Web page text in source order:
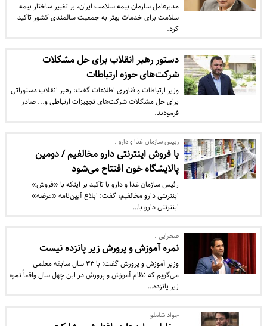
مدیرعامل سازمان بیمه سلامت ایران، بر تغییر ساختار بیمه
سلامت برای خدمات بهتر به جمعیت سالمندی کشور تاکید
کرد.
دستور رهبر انقلاب برای حل مشکلات
شرکت‌های حوزه ارتباطات
وزیر ارتباطات و فناوری اطلاعات گفت: رهبر انقلاب دستوراتی
برای حل مشکلات شرکت‌های تجهیزات ارتباطی و... صادر
فرمودند.
رییس سازمان غذا و دارو :
با فروش اینترنتی دارو مخالفیم / دومین
پالایشگاه خون افتتاح می‌شود
رئیس سازمان غذا و دارو با تاکید بر اینکه با «فروش»
اینترنتی دارو مخالفیم، گفت: ابلاغ آیین‌نامه «عرضه»
اینترنتی دارو با…
صحرایی :
نمره آموزش و پرورش زیر پانزده نیست
وزیر آموزش و پرورش گفت: با ۳۳ سال سابقه معلمی
می‌گویم که نظام آموزش و پرورش در این چهل سال واقعاً نمره
زیر پانزده…
جواد شاملو